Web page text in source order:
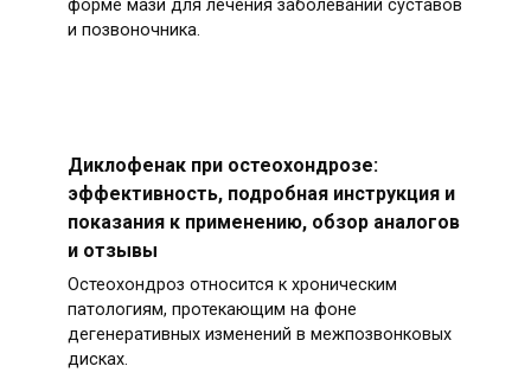
форме мази для лечения заболеваний суставов
и позвоночника.
Диклофенак при остеохондрозе:
эффективность, подробная инструкция и
показания к применению, обзор аналогов
и отзывы
Остеохондроз относится к хроническим
патологиям, протекающим на фоне
дегенеративных изменений в межпозвонковых
дисках.